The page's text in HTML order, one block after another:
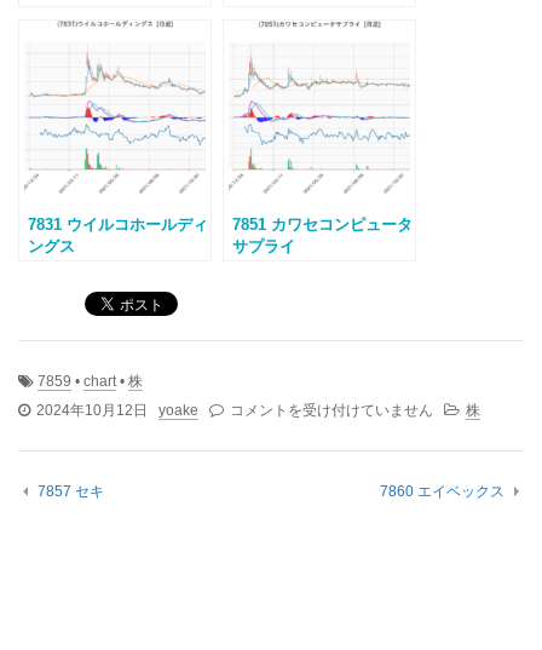
7831 ウイルコホールディ
ングス
7851 カワセコンピュータ
サプライ
7859 • chart • 株
2024年10月12日
yoake
7859
ル
コメントを受け付けていません 株
7857 セキ 7860 エイベックス